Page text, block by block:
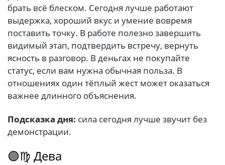
брать всё блеском. Сегодня лучше работают
выдержка, хороший вкус и умение вовремя
поставить точку. В работе полезно завершить
видимый этап, подтвердить встречу, вернуть
ясность в разговор. В деньгах не покупайте
статус, если вам нужна обычная польза. В
отношениях один тёплый жест может оказаться
важнее длинного объяснения.
Подсказка дня: сила сегодня лучше звучит без
демонстрации.
🟣♍ Дева